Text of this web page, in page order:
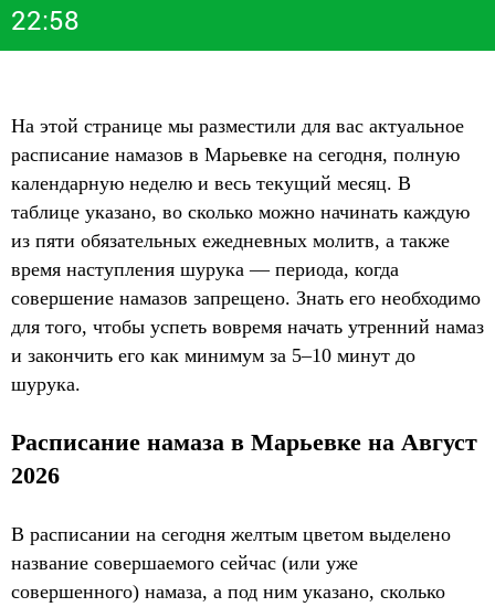
22:58
На этой странице мы разместили для вас актуальное
расписание намазов в Марьевке на сегодня, полную
календарную неделю и весь текущий месяц. В
таблице указано, во сколько можно начинать каждую
из пяти обязательных ежедневных молитв, а также
время наступления шурука — периода, когда
совершение намазов запрещено. Знать его необходимо
для того, чтобы успеть вовремя начать утренний намаз
и закончить его как минимум за 5–10 минут до
шурука.
Расписание намаза в Марьевке на Август
2026
В расписании на сегодня желтым цветом выделено
название совершаемого сейчас (или уже
совершенного) намаза, а под ним указано, сколько